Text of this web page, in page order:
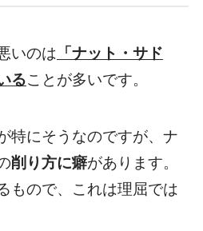
いのは 「ナット・サド
ることが多いです。
特にそうなのですが、ナ
削り方に癖があります。
もので、これは理屈では